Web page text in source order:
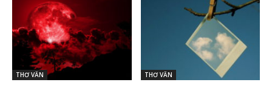
THƠ VĂN THƠ VĂN